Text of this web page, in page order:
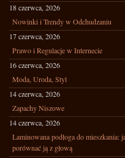
18 czerwca, 2026
Nowinki i Trendy w Odchudzaniu
17 czerwca, 2026
Prawo i Regulacje w Internecie
16 czerwca, 2026
Moda, Uroda, Styl
14 czerwca, 2026
Zapachy Niszowe
14 czerwca, 2026
Laminowana podłoga do mieszkania:
porównać ją z głową